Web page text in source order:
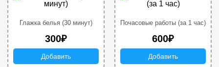
Глажка белья (30 минут)
300₽
Добавить
Почасовые работы (за 1 час)
600₽
Добавить